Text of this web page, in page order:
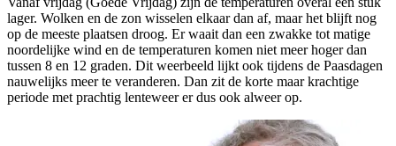
lager. Wolken en de zon wisselen elkaar dan af, maar het blijft nog
op de meeste plaatsen droog. Er waait dan een zwakke tot matige
noordelijke wind en de temperaturen komen niet meer hoger dan
tussen 8 en 12 graden. Dit weerbeeld lijkt ook tijdens de Paasdagen
nauwelijks meer te veranderen. Dan zit de korte maar krachtige
periode met prachtig lenteweer er dus ook alweer op.